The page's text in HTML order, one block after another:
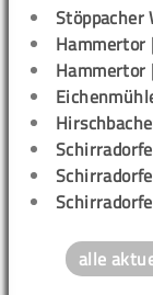
Stöppacher
alle